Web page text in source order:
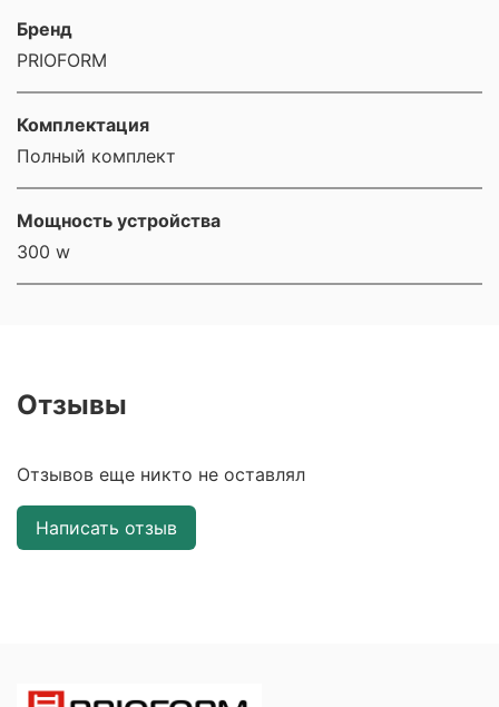
Бренд
PRIOFORM
Комплектация
Полный комплект
Мощность устройства
300 w
Отзывы
Отзывов еще никто не оставлял
Написать отзыв